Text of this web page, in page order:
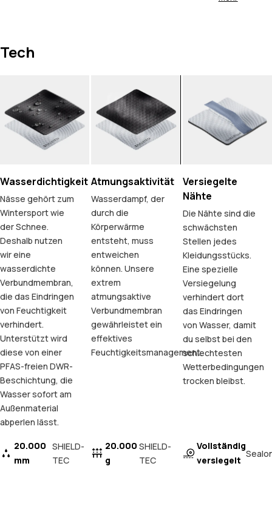
Tech
Wasserdichtigkeit
Nässe gehört zum
Wintersport wie
der Schnee.
Deshalb nutzen
wir eine
wasserdichte
Verbundmembran,
die das Eindringen
von Feuchtigkeit
verhindert.
Unterstützt wird
diese von einer
PFAS-freien DWR-
Beschichtung, die
Wasser sofort am
Außenmaterial
abperlen lässt.
20.000
mm
SHIELD-
TEC
Atmungsaktivität
Wasserdampf, der
durch die
Körperwärme
entsteht, muss
entweichen
können. Unsere
extrem
atmungsaktive
Verbundmembran
gewährleistet ein
effektives
Feuchtigkeitsmanagement.
20.000
g
SHIELD-
TEC
Versiegelte
Nähte
Die Nähte sind die
schwächsten
Stellen jedes
Kleidungsstücks.
Eine spezielle
Versiegelung
verhindert dort
das Eindringen
von Wasser, damit
du selbst bei den
schlechtesten
Wetterbedingungen
trocken bleibst.
Vollständig
versiegelt